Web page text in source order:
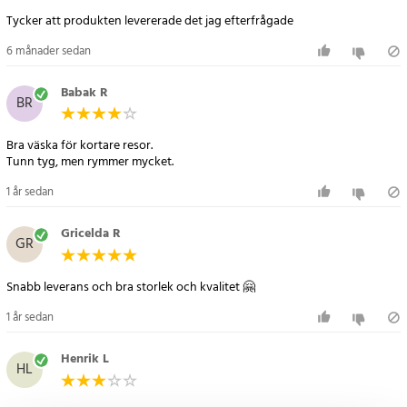
Artikelnummer
6 månader sedan
BR Babak R
Bra väska för kortare resor.
Tunn tyg, men rymmer mycket.
1 år sedan
GR Gricelda R
Snabb leverans och bra storlek och kvalitet 🤗
1 år sedan
HL Henrik L